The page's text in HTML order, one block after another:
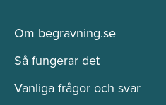
Om begravning.se
Så fungerar det
Vanliga frågor och svar